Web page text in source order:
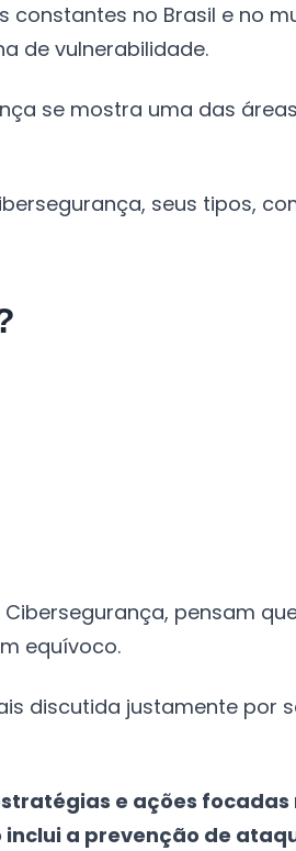
no Brasil e no
de vulnerabilidade.
se mostra uma das
seus tipos,
pensam
equívoco.
discutida justamente por
e ações
a prevenção de